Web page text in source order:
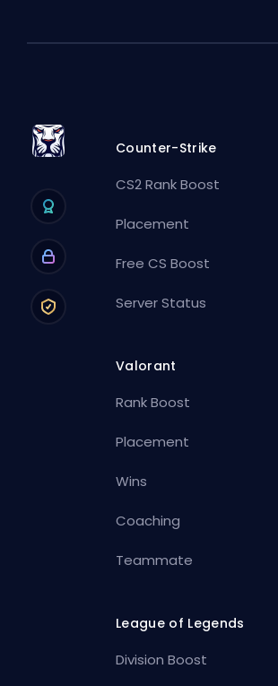
Counter-Strike
CS2 Rank Boost
Placement
Free CS Boost
Server Status
Valorant
Rank Boost
Placement
Wins
Coaching
Teammate
League of Legends
Division Boost